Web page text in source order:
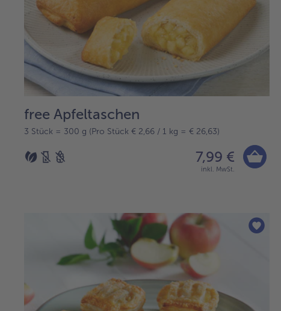
free Apfeltaschen
3 Stück = 300 g (Pro Stück € 2,66 / 1 kg = € 26,63)
7,99 €
inkl. MwSt.